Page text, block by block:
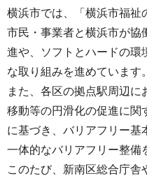
横浜市では、「横浜市福祉
市民・事業者と横浜市が協
進や、ソフトとハードの環
な取り組みを進めています。
また、各区の拠点駅周辺
移動等の円滑化の促進に関
に基づき、バリアフリー基
一体的なバリアフリー整備
このたび、新南区総合庁舎